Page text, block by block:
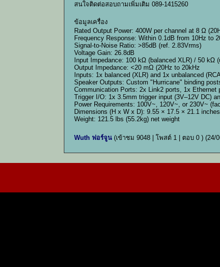
สนใจติดต่อสอบถามเพิ่มเติม 089-1415260
ข้อมูลเครื่อง
Rated Output Power: 400W per channel at 8 Ω
Frequency Response: Within 0.1dB from 10Hz to
Signal-to-Noise Ratio: >85dB (ref. 2.83Vrms)
Voltage Gain: 26.8dB
Input Impedance: 100 kΩ (balanced XLR) / 50 kΩ
Output Impedance: <20 mΩ (20Hz to 20kHz
Inputs: 1x balanced (XLR) and 1x unbalanced
Speaker Outputs: Custom "Hurricane" binding
Communication Ports: 2x Link2 ports, 1x Ethernet
Trigger I/O: 1x 3.5mm trigger input (3V–12V DC)
Power Requirements: 100V~, 120V~, or 230V~
Dimensions (H x W x D): 9.55 × 17.5 × 21.1
Weight: 121.5 lbs (55.2kg) net weight
Wuth ฟอร์จูน (เข้าชม 9048 | โพสต์ 1 | ตอบ 0 ) (24/